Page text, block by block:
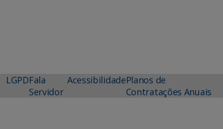
LGPDFala
Servidor
AcessibilidadePlanos de
Contratações Anuais